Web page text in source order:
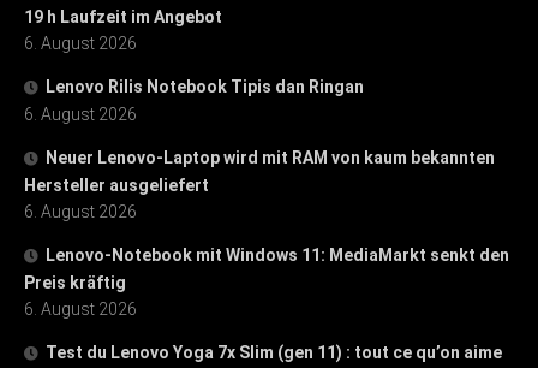
19 h Laufzeit im Angebot
6. August 2026
Lenovo Rilis Notebook Tipis dan Ringan
6. August 2026
Neuer Lenovo-Laptop wird mit RAM von kaum bekannten
Hersteller ausgeliefert
6. August 2026
Lenovo-Notebook mit Windows 11: MediaMarkt senkt den
Preis kräftig
6. August 2026
Test du Lenovo Yoga 7x Slim (gen 11) : tout ce qu’on aime